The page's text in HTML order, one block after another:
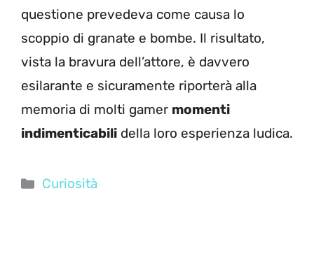
questione prevedeva come causa lo
scoppio di granate e bombe. Il risultato,
vista la bravura dell’attore, è davvero
esilarante e sicuramente riporterà alla
memoria di molti gamer momenti
indimenticabili della loro esperienza ludica.
Categorie
Curiosità